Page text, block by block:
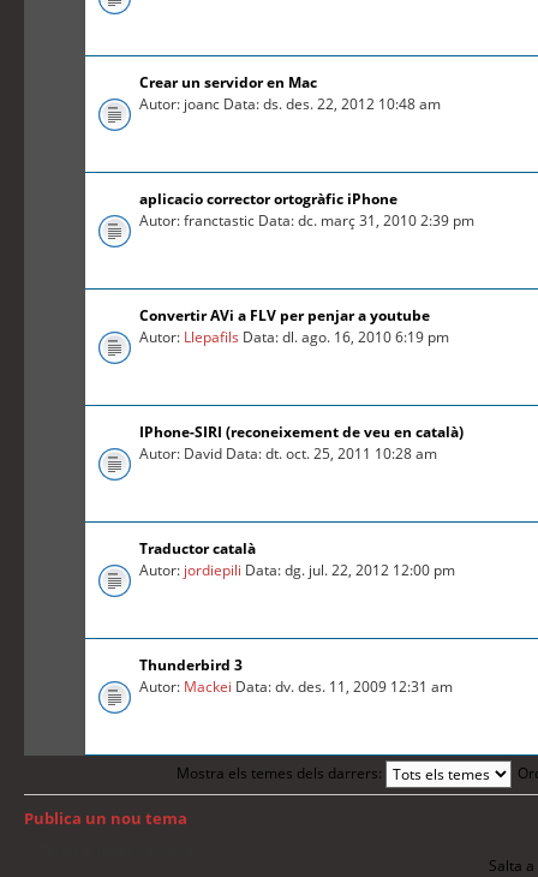
Crear un servidor en Mac
Autor: joanc Data: ds. des. 22, 2012 10:48 am
aplicacio corrector ortogràfic iPhone
Autor: franctastic Data: dc. març 31, 2010 2:39 pm
Convertir AVi a FLV per penjar a youtube
Autor: Llepafils Data: dl. ago. 16, 2010 6:19 pm
IPhone-SIRI (reconeixement de veu en català)
Autor: David Data: dt. oct. 25, 2011 10:28 am
Traductor català
Autor: jordiepili Data: dg. jul. 22, 2012 12:00 pm
Thunderbird 3
Autor: Mackei Data: dv. des. 11, 2009 12:31 am
Mostra els temes dels darrers:
Publica un nou tema
Salta a